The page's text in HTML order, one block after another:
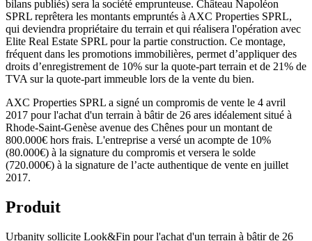
bilans publiés) sera la société emprunteuse. Château Napoléon
SPRL reprêtera les montants empruntés à AXC Properties SPRL,
qui deviendra propriétaire du terrain et qui réalisera l'opération avec
Elite Real Estate SPRL pour la partie construction. Ce montage,
fréquent dans les promotions immobilières, permet d’appliquer des
droits d’enregistrement de 10% sur la quote-part terrain et de 21% de
TVA sur la quote-part immeuble lors de la vente du bien.
AXC Properties SPRL a signé un compromis de vente le 4 avril
2017 pour l'achat d'un terrain à bâtir de 26 ares idéalement situé à
Rhode-Saint-Genèse avenue des Chênes pour un montant de
800.000€ hors frais. L'entreprise a versé un acompte de 10%
(80.000€) à la signature du compromis et versera le solde
(720.000€) à la signature de l’acte authentique de vente en juillet
2017.
Produit
Urbanity sollicite Look&Fin pour l'achat d'un terrain à bâtir de 26